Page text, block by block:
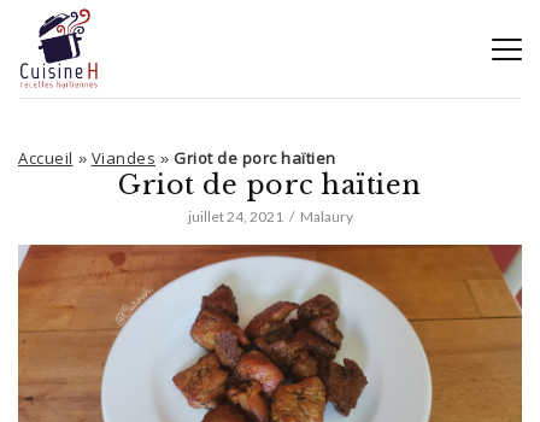
Accueil » Viandes » Griot de porc haïtien
Griot de porc haïtien
juillet 24, 2021 Malaury